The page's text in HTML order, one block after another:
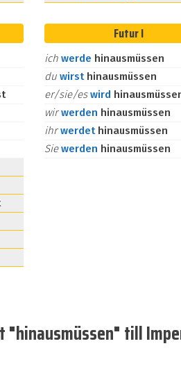
Futur I
ichwerde hinausmüssen
duwirst hinausmüssen
er/sie/eswird
wirwerden hinausmüssen
ihrwerdet hinausmüssen
Siewerden hinausmüssen
"hinausmüssen" till